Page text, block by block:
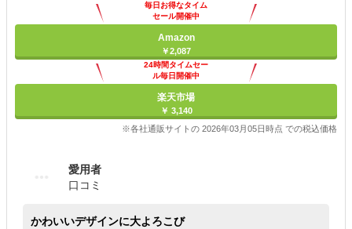
毎日お得なタイム
セール開催中
Amazon
￥2,087
24時間タイムセー
ル毎日開催中
楽天市場
￥ 3,140
※各社通販サイトの 2026年03月05日時点 での税込価格
愛用者
口コミ
かわいいデザインに大よろこび